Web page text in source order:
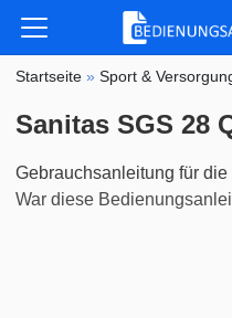
Startseite »Sport &
Sanitas SGS 28
Gebrauchsanleitung für
War diese